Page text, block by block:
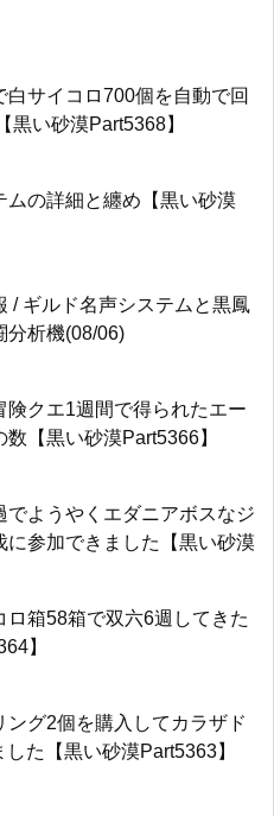
白サイコロ700個を自動で回
黒い砂漠Part5368】
ムの詳細と纏め【黒い砂漠
/ ギルド名声システムと黒鳳
分析機(08/06)
険クエ1週間で得られたエー
【黒い砂漠Part5366】
でようやくエダニアボスなジ
に参加できました【黒い砂漠
ロ箱58箱で双六6週してきた
】
ング2個を購入してカラザド
た【黒い砂漠Part5363】